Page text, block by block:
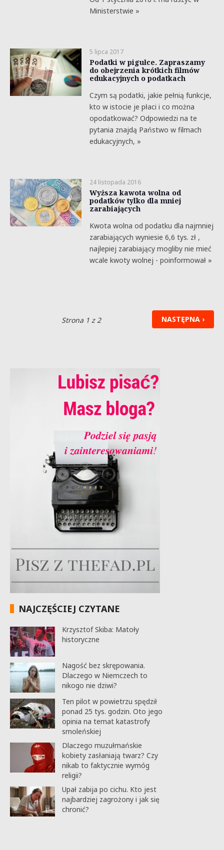
Ministerstwie »
5 lipca 2017
Podatki w pigułce. Zapraszamy
do obejrzenia krótkich filmów
edukacyjnych o podatkach
Czym są podatki, jakie pełnią funkcje,
kto w istocie je płaci i co można
opodatkować? Odpowiedzi na te
pytania znajdą Państwo w filmach
edukacyjnych, »
24 listopada 2016
Wyższa kawota wolna od
podatków tylko dla mniej
zarabiających
Kwota wolna od podatku dla najmniej
zarabiających wyniesie 6,6 tys. zł ,
najlepiej zarabiający mogliby nie mieć
wcale kwoty wolnej - poinformował »
NASTĘPNA ›
Strona 1 z 2
NAJCZĘŚCIEJ CZYTANE
Krzysztof Skiba: Matoły
historyczne
Nagość bez skrępowania.
Dlaczego w Niemczech to
nikogo nie dziwi?
Ten pilot w powietrzu spędził
ponad 25 tys. godzin. Oto jego
opinia na temat katastrofy
smoleńskiej
Dlaczego muzułmańskie
kobiety zasłaniają twarz? Czy
nikab to faktycznie wymóg
religii?
Upał zabija po cichu. Kto jest
najbardziej zagrożony i jak się
chronić?